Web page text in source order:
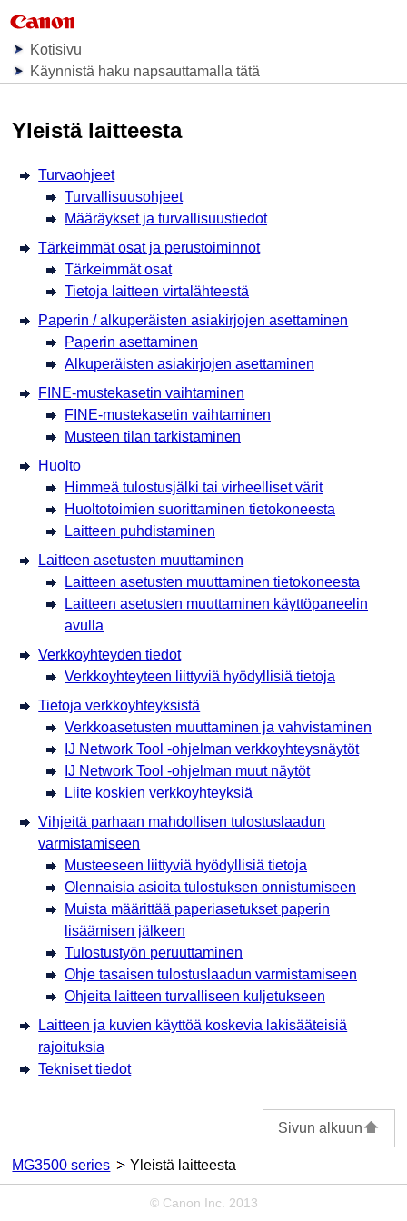
Kotisivu
Käynnistä haku napsauttamalla tätä
Yleistä laitteesta
Turvaohjeet
Turvallisuusohjeet
Määräykset ja turvallisuustiedot
Tärkeimmät osat ja perustoiminnot
Tärkeimmät osat
Tietoja laitteen virtalähteestä
Paperin / alkuperäisten asiakirjojen asettaminen
Paperin asettaminen
Alkuperäisten asiakirjojen asettaminen
FINE-mustekasetin vaihtaminen
FINE-mustekasetin vaihtaminen
Musteen tilan tarkistaminen
Huolto
Himmeä tulostusjälki tai virheelliset värit
Huoltotoimien suorittaminen tietokoneesta
Laitteen puhdistaminen
Laitteen asetusten muuttaminen
Laitteen asetusten muuttaminen tietokoneesta
Laitteen asetusten muuttaminen käyttöpaneelin
avulla
Verkkoyhteyden tiedot
Verkkoyhteyteen liittyviä hyödyllisiä tietoja
Tietoja verkkoyhteyksistä
Verkkoasetusten muuttaminen ja vahvistaminen
IJ Network Tool -ohjelman verkkoyhteysnäytöt
IJ Network Tool -ohjelman muut näytöt
Liite koskien verkkoyhteyksiä
Vihjeitä parhaan mahdollisen tulostuslaadun
varmistamiseen
Musteeseen liittyviä hyödyllisiä tietoja
Olennaisia asioita tulostuksen onnistumiseen
Muista määrittää paperiasetukset paperin
lisäämisen jälkeen
Tulostustyön peruuttaminen
Ohje tasaisen tulostuslaadun varmistamiseen
Ohjeita laitteen turvalliseen kuljetukseen
Laitteen ja kuvien käyttöä koskevia lakisääteisiä
rajoituksia
Tekniset tiedot
Sivun alkuun
MG3500 series Yleistä laitteesta
© Canon Inc. 2013